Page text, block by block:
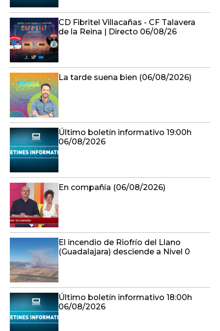
CD Fibritel Villacañas - CF Talavera
de la Reina | Directo 06/08/26
La tarde suena bien (06/08/2026)
Último boletín informativo 19:00h
06/08/2026
En compañía (06/08/2026)
El incendio de Riofrío del Llano
(Guadalajara) desciende a Nivel 0
Último boletín informativo 18:00h
06/08/2026